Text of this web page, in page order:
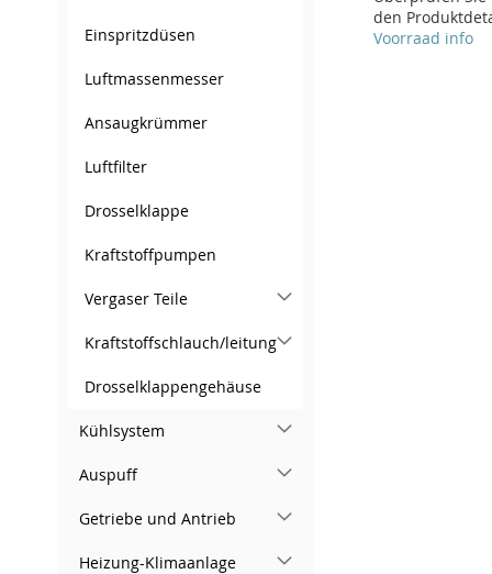
den
Voorraad info
In den Warenkorb
ZUR
WUNSCHLISTE
HINZUFÜGEN
ZUR
VERGLEICHSLISTE
HINZUFÜGEN
In den Warenkorb
ZUR
WUNSCHLISTE
In den Warenkorb
ZUR
Einspritzdüsen
Luftmassenmesser
Ansaugkrümmer
Luftfilter
Drosselklappe
Kraftstoffpumpen
Vergaser Teile
Kraftstoffschlauch/leitung
Drosselklappengehäuse
Kühlsystem
Auspuff
Getriebe und Antrieb
Heizung-Klimaanlage